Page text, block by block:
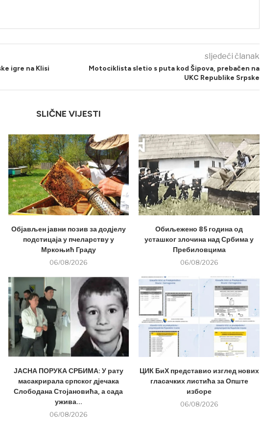
igre na Klisi
sljedeći članak
Motociklista sletio s puta kod Šipova, prebačen na
UKC Republike Srpske
SLIČNE VIJESTI
Објављен јавни позив за додјелу
подстицаја у пчеларству у
Мркоњић Граду
06/08/2026
Обиљежено 85 година од
усташког злочина над Србима у
Пребиловцима
06/08/2026
ЈАСНА ПОРУКА СРБИМА: У рату
масакрирала српског дјечака
Слободана Стојановића, а сада
ужива...
06/08/2026
ЦИК БиХ представио изглед нових
гласачких листића за Опште
изборе
06/08/2026